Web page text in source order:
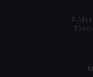
E-Mail: